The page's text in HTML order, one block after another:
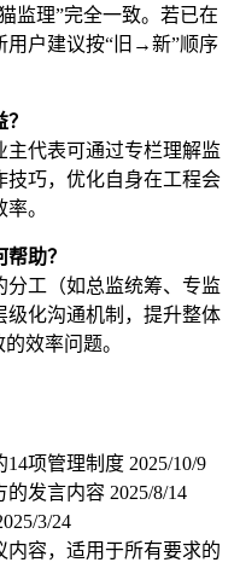
监理”完全一致。若已在
用户建议按“旧→新”顺序
主代表可通过专栏理解监
技巧，优化自身在工程会
。
助？
分工（如总监统筹、专监
级化沟通机制，提升整体
效率问题。
14项管理制度 2025/10/9
的发言内容 2025/8/14
3/24
内容，适用于所有要求的